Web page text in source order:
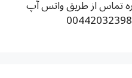
تماس از طریق واتس آپ